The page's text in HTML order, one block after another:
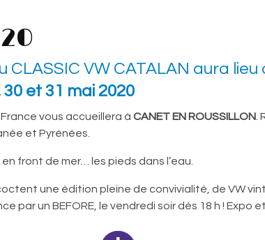
CLASSIC VW CATALAN aura lieu
30 et 31 mai 2020
vous accueillera àCANET EN ROUSSILLON .
et Pyrénées.
front de mer… les pieds dans l’eau.
une édition pleine de convivialité, de VW
par un BEFORE, le vendredi soir dès 18 h ! Expo